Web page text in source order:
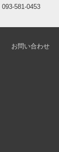
581-0453
お問い合わせ